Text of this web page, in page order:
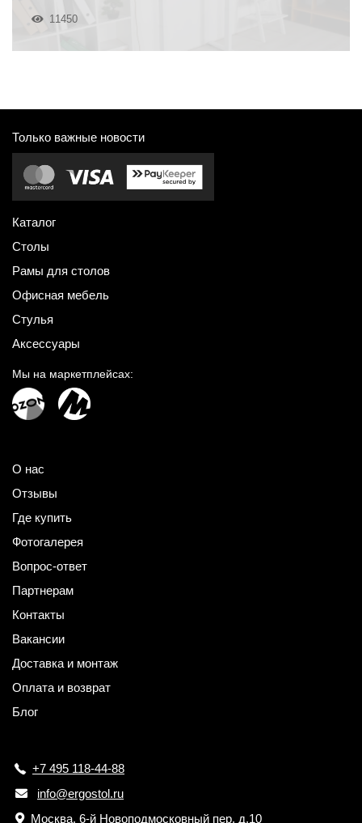
11450
Только важные новости
Каталог
Столы
Рамы для столов
Офисная мебель
Стулья
Аксессуары
Мы на маркетплейсах:
О нас
Отзывы
Где купить
Фотогалерея
Вопрос-ответ
Партнерам
Контакты
Вакансии
Доставка и монтаж
Оплата и возврат
Блог
+7 495 118-44-88
info@ergostol.ru
Москва, 6-й Новоподмосковный пер. д.10